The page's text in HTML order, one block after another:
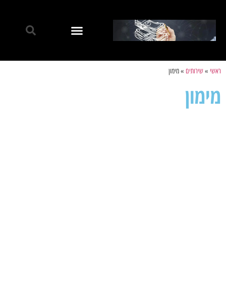
ראשי »שירותים »מימון
מימון